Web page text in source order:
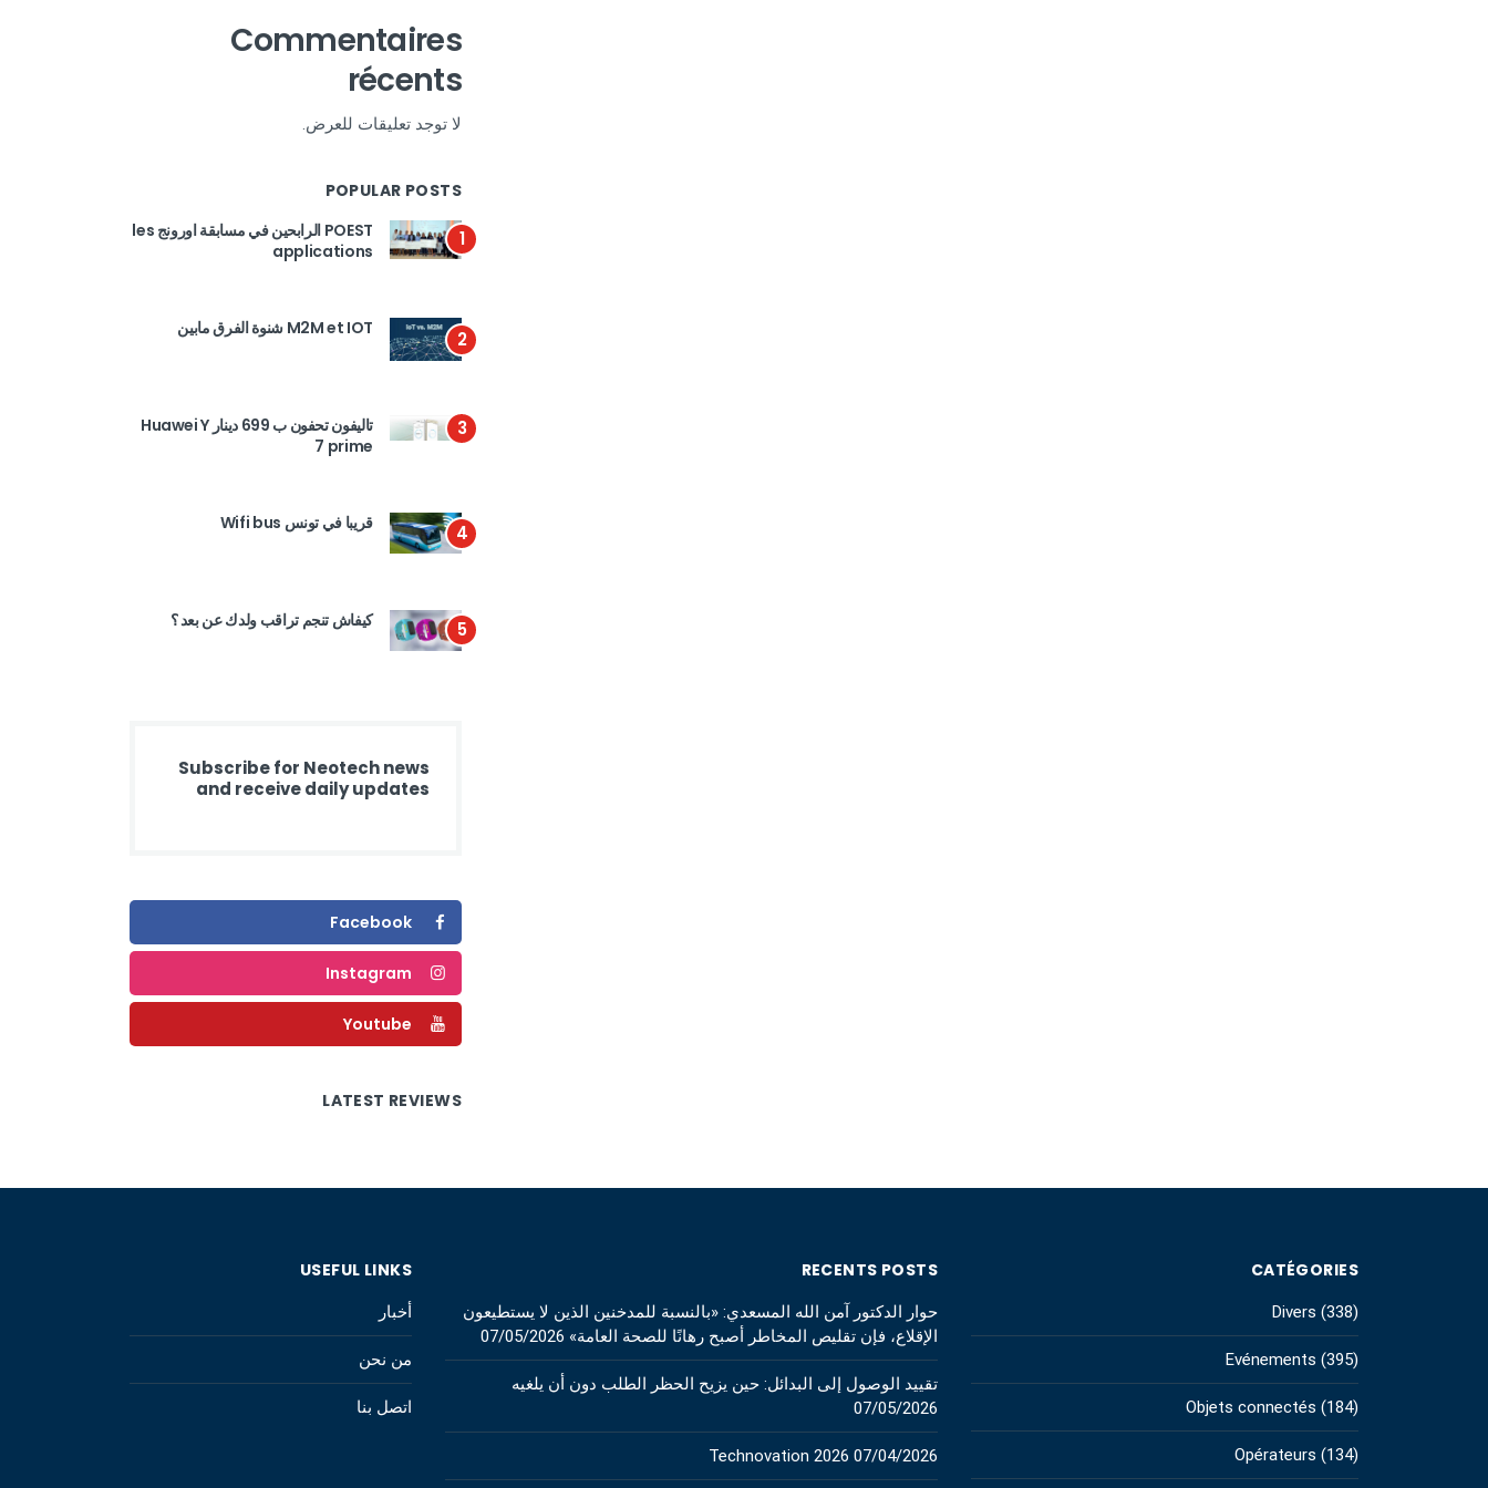
Commentaires
récents
لا توجد تعليقات للعرض.
POPULAR POSTS
1
POEST الرابحين في مسابقة اورونج les
applications
2 M2M et IOT شنوة الفرق مابين
3
تاليفون تحفون ب 699 دينار Huawei Y
7 prime
4 قريبا في تونس Wifi bus
5 كيفاش تنجم تراقب ولدك عن بعد ؟
Subscribe for Neotech news
and receive daily updates
Facebook
Instagram
Youtube
LATEST REVIEWS
CATÉGORIES
Divers (338)
Evénements (395)
Objets connectés (184)
Opérateurs (134)
RECENTS POSTS
حوار الدكتور آمن الله المسعدي: «بالنسبة للمدخنين الذين لا يستطيعون
الإقلاع، فإن تقليص المخاطر أصبح رهانًا للصحة العامة» 07/05/2026
تقييد الوصول إلى البدائل: حين يزيح الحظر الطلب دون أن يلغيه
07/05/2026
Technovation 2026 07/04/2026
USEFUL LINKS
أخبار
من نحن
اتصل بنا